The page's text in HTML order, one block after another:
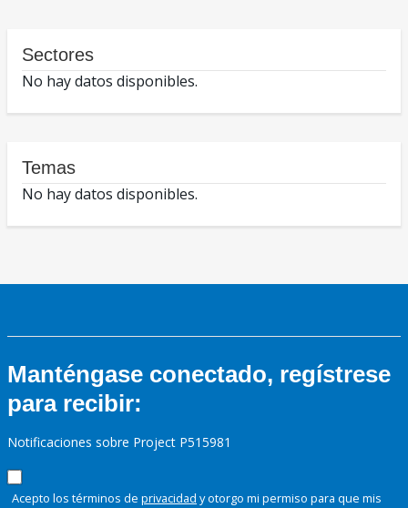
Sectores
No hay datos disponibles.
Temas
No hay datos disponibles.
Manténgase conectado, regístrese
para recibir:
Notificaciones sobre Project P515981
Acepto los términos de privacidad y otorgo mi permiso para que mis